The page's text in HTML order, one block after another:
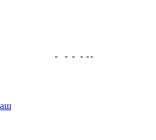
- - - - --